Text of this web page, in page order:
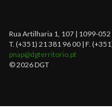
Rua Artilharia 1, 107 | 1099-052
T. (+351) 21 381 96 00 | F.
pnap@dgterritorio.pt
© 2026 DGT